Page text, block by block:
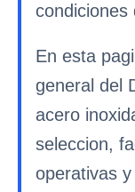
condiciones
En esta
general del
acero
seleccion,
operativas